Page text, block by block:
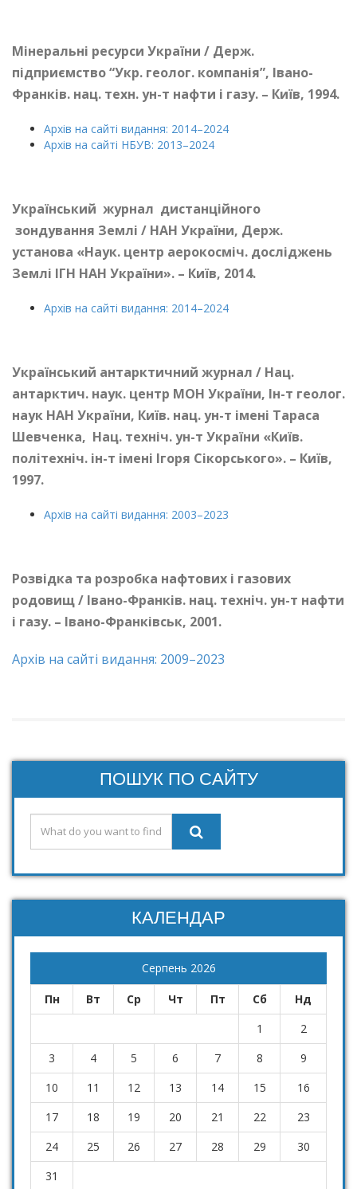
Мінеральні ресурси України / Держ.
підприємство “Укр. геолог. компанія”, Івано-
Франків. нац. техн. ун-т нафти і газу. – Київ, 1994.
Архів на сайті видання: 2014–2024
Архів на сайті НБУВ: 2013–2024
Український журнал дистанційного
зондування Землі / НАН України, Держ.
установа «Наук. центр аерокосміч. досліджень
Землі ІГН НАН України». – Київ, 2014.
Архів на сайті видання: 2014–2024
Український антарктичний журнал / Нац.
антарктич. наук. центр МОН України, Ін-т геолог.
наук НАН України, Київ. нац. ун-т імені Тараса
Шевченка, Нац. техніч. ун-т України «Київ.
політехніч. ін-т імені Ігоря Сікорського». – Київ,
1997.
Архів на сайті видання: 2003–2023
Розвідка та розробка нафтових і газових
родовищ / Івано-Франків. нац. техніч. ун-т нафти
і газу. – Івано-Франківськ, 2001.
Архів на сайті видання: 2009–2023
ПОШУК ПО САЙТУ
КАЛЕНДАР
Серпень 2026
Пн Вт Ср Чт Пт Сб
Нд
1
2
3
4 5 6 7 8
9
10
11 12 13 14 15
16
17
18 19 20 21 22
23
24
25 26 27 28 29
30
31